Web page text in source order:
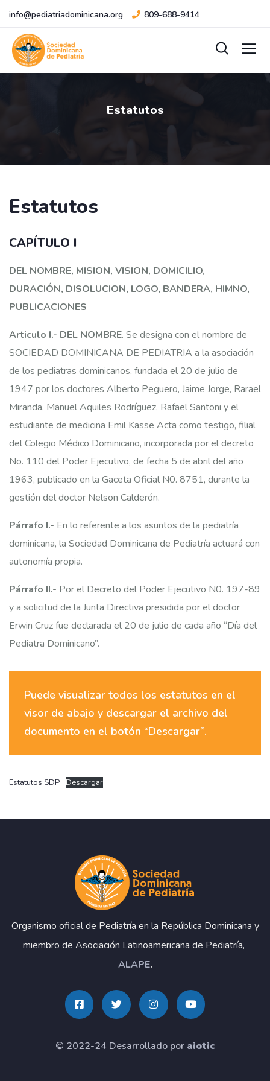
info@pediatriadominicana.org 809-688-9414
Estatutos
Estatutos
CAPÍTULO I
DEL NOMBRE, MISION, VISION, DOMICILIO,
DURACIÓN, DISOLUCION, LOGO, BANDERA, HIMNO,
PUBLICACIONES
Articulo I.- DEL NOMBRE. Se designa con el nombre de
SOCIEDAD DOMINICANA DE PEDIATRIA a la asociación
de los pediatras dominicanos, fundada el 20 de julio de
1947 por los doctores Alberto Peguero, Jaime Jorge, Rarael
Miranda, Manuel Aquiles Rodríguez, Rafael Santoni y el
estudiante de medicina Emil Kasse Acta como testigo, filial
del Colegio Médico Dominicano, incorporada por el decreto
No. 110 del Poder Ejecutivo, de fecha 5 de abril del año
1963, publicado en la Gaceta Oficial N0. 8751, durante la
gestión del doctor Nelson Calderón.
Párrafo I.- En lo referente a los asuntos de la pediatría
dominicana, la Sociedad Dominicana de Pediatría actuará con
autonomía propia.
Párrafo II.- Por el Decreto del Poder Ejecutivo N0. 197-89
y a solicitud de la Junta Directiva presidida por el doctor
Erwin Cruz fue declarada el 20 de julio de cada año “Día del
Pediatra Dominicano”.
Puede visualizar todos los estatutos en el
visor de abajo y descargar el archivo del
documento en el botón “Descargar”.
Estatutos SDP Descargar
Organismo oficial de Pediatría en la República Dominicana y
miembro de Asociación Latinoamericana de Pediatría,
ALAPE.
© 2022-24 Desarrollado por aiotic